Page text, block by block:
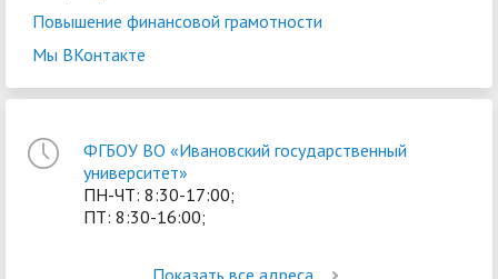
Повышение финансовой грамотности
Мы ВКонтакте
ФГБОУ ВО «Ивановский государственный
университет»
ПН-ЧТ: 8:30-17:00;
ПТ: 8:30-16:00;
Показать все адреса